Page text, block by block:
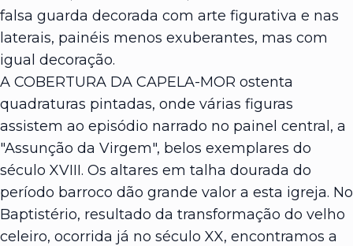
falsa guarda decorada com arte figurativa e nas
laterais, painéis menos exuberantes, mas com
igual decoração.
A COBERTURA DA CAPELA-MOR ostenta
quadraturas pintadas, onde várias figuras
assistem ao episódio narrado no painel central, a
"Assunção da Virgem", belos exemplares do
século XVIII. Os altares em talha dourada do
período barroco dão grande valor a esta igreja. No
Baptistério, resultado da transformação do velho
celeiro, ocorrida já no século XX, encontramos a